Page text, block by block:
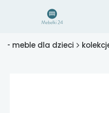
- meble dla dzieci